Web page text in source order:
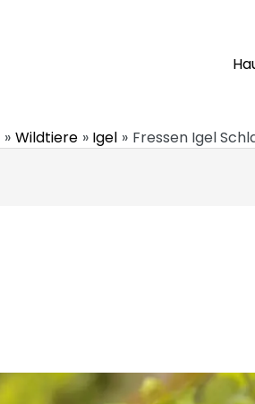
Wildtiere Igel Fressen Igel